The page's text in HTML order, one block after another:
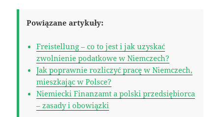
Powiązane artykuły:
Freistellung – co to jest i jak uzyskać
zwolnienie podatkowe w Niemczech?
Jak poprawnie rozliczyć pracę w Niemczech,
mieszkając w Polsce?
Niemiecki Finanzamt a polski przedsiębiorca
– zasady i obowiązki